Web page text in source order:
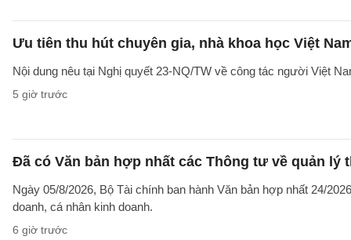
Ưu tiên thu hút chuyên gia, nhà khoa học Việt
Nội dung nêu tại Nghị quyết 23-NQ/TW về công tác người Việt
5 giờ trước
Đã có Văn bản hợp nhất các Thông tư về quản lý
Ngày 05/8/2026, Bộ Tài chính ban hành Văn bản hợp nhất 24/
doanh, cá nhân kinh doanh.
6 giờ trước